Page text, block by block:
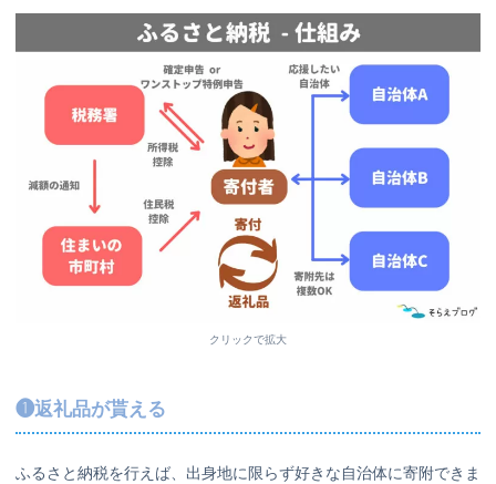
クリックで拡大
❶返礼品が貰える
ふるさと納税を行えば、出身地に限らず好きな自治体に寄附できま